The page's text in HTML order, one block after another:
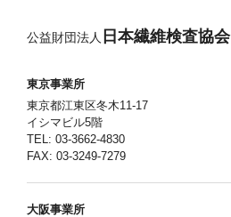
公益財団法人 日本繊維検査協会
東京事業所
東京都江東区冬木11-17
イシマビル5階
TEL: 03-3662-4830
FAX: 03-3249-7279
大阪事業所